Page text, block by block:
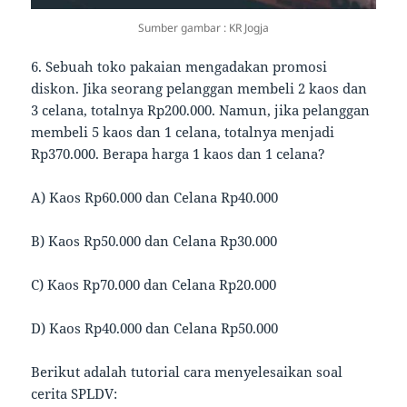
Sumber gambar : KR Jogja
6. Sebuah toko pakaian mengadakan promosi
diskon. Jika seorang pelanggan membeli 2 kaos dan
3 celana, totalnya Rp200.000. Namun, jika pelanggan
membeli 5 kaos dan 1 celana, totalnya menjadi
Rp370.000. Berapa harga 1 kaos dan 1 celana?
A) Kaos Rp60.000 dan Celana Rp40.000
B) Kaos Rp50.000 dan Celana Rp30.000
C) Kaos Rp70.000 dan Celana Rp20.000
D) Kaos Rp40.000 dan Celana Rp50.000
Berikut adalah tutorial cara menyelesaikan soal
cerita SPLDV: